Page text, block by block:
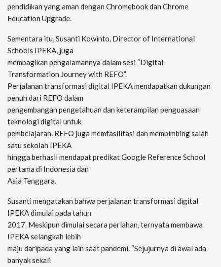
pendidikan yang aman dengan Chromebook dan Chrome
Education Upgrade.
Sementara itu, Susanti Kowinto, Director of International
Schools IPEKA, juga
membagikan pengalamannya dalam sesi “Digital
Transformation Journey with REFO”.
Perjalanan transformasi digital IPEKA mendapatkan dukungan
penuh dari REFO dalam
pengembangan pengetahuan dan keterampilan penguasaan
teknologi digital untuk
pembelajaran. REFO juga memfasilitasi dan membimbing salah
satu sekolah IPEKA
hingga berhasil mendapat predikat Google Reference School
pertama di Indonesia dan
Asia Tenggara.
Susanti mengatakan bahwa perjalanan transformasi digital
IPEKA dimulai pada tahun
2017. Meskipun dimulai secara perlahan, ternyata membawa
IPEKA selangkah lebih
maju daripada yang lain saat pandemi. “Sejujurnya di awal ada
banyak sekali